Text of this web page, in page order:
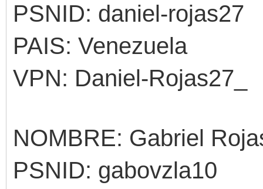
PSNID: daniel-rojas27
PAIS: Venezuela
VPN: Daniel-Rojas27_
NOMBRE: Gabriel
PSNID: gabovzla10